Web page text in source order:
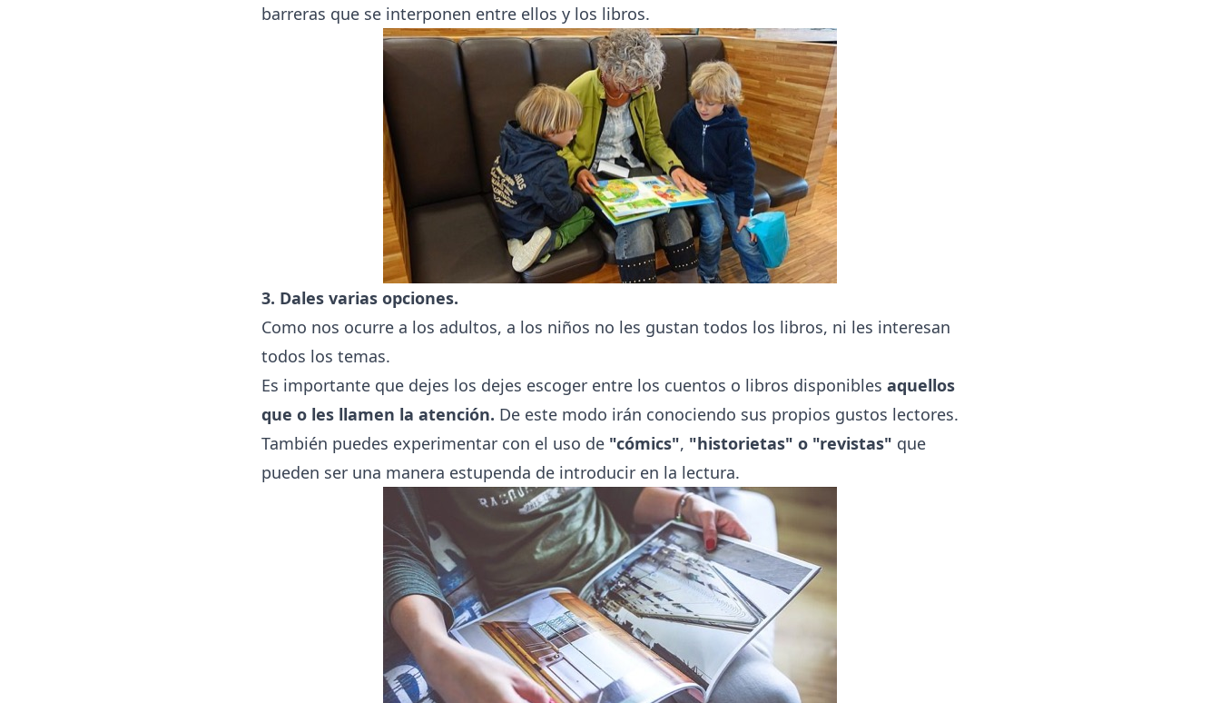
barreras que se interponen entre ellos y los libros.
3. Dales varias opciones.
Como nos ocurre a los adultos, a los niños no les gustan todos los libros, ni les interesan
todos los temas.
Es importante que dejes los dejes escoger entre los cuentos o libros disponibles aquellos
que o les llamen la atención. De este modo irán conociendo sus propios gustos lectores.
También puedes experimentar con el uso de "cómics", "historietas" o "revistas" que
pueden ser una manera estupenda de introducir en la lectura.